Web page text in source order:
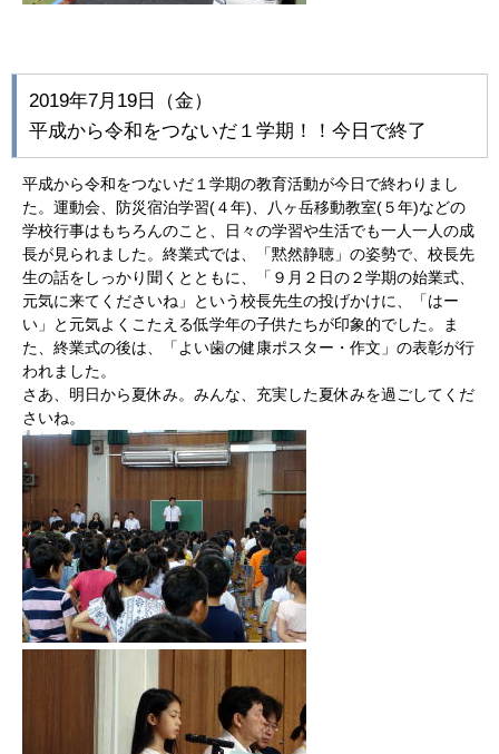
2019年7月19日（金）
平成から令和をつないだ１学期！！今日で終了
平成から令和をつないだ１学期の教育活動が今日で終わりまし
た。運動会、防災宿泊学習(４年)、八ヶ岳移動教室(５年)などの
学校行事はもちろんのこと、日々の学習や生活でも一人一人の成
長が見られました。終業式では、「黙然静聴」の姿勢で、校長先
生の話をしっかり聞くとともに、「９月２日の２学期の始業式、
元気に来てくださいね」という校長先生の投げかけに、「はー
い」と元気よくこたえる低学年の子供たちが印象的でした。ま
た、終業式の後は、「よい歯の健康ポスター・作文」の表彰が行
われました。
さあ、明日から夏休み。みんな、充実した夏休みを過ごしてくだ
さいね。